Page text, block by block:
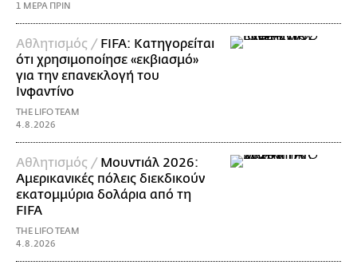
1 ΜΕΡΑ ΠΡΙΝ
Αθλητισμός / FIFA: Κατηγορείται
ότι χρησιμοποίησε «εκβιασμό»
για την επανεκλογή του
Ινφαντίνο
THE LIFO TEAM
4.8.2026
Αθλητισμός / Μουντιάλ 2026:
Αμερικανικές πόλεις διεκδικούν
εκατομμύρια δολάρια από τη
FIFA
THE LIFO TEAM
4.8.2026